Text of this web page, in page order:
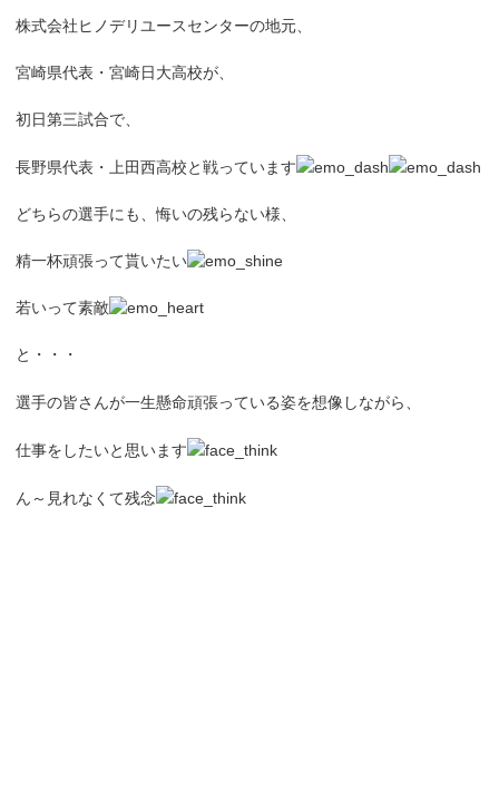
株式会社ヒノデリユースセンターの地元、
宮崎県代表・宮崎日大高校が、
初日第三試合で、
長野県代表・上田西高校と戦っています
どちらの選手にも、悔いの残らない様、
精一杯頑張って貰いたい
若いって素敵
と・・・
選手の皆さんが一生懸命頑張っている姿を想像しながら、
仕事をしたいと思います
ん～見れなくて残念